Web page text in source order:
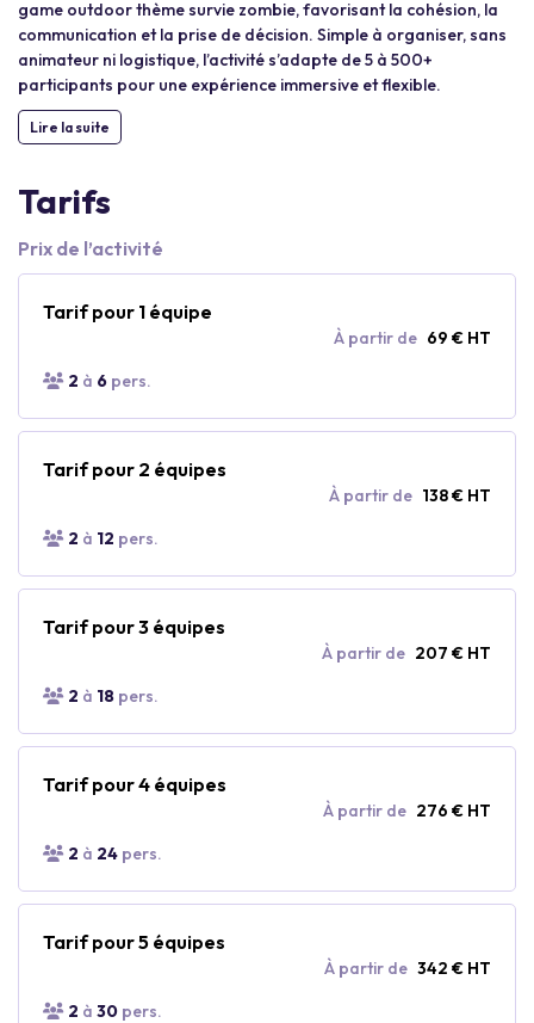
game outdoor thème survie zombie, favorisant la cohésion, la
communication et la prise de décision. Simple à organiser, sans
animateur ni logistique, l’activité s’adapte de 5 à 500+
participants pour une expérience immersive et flexible.
Lire la suite
Tarifs
Prix de l’activité
Tarif pour 1 équipe
À partir de 69 € HT
2 à 6 pers.
Tarif pour 2 équipes
À partir de 138 € HT
2 à 12 pers.
Tarif pour 3 équipes
À partir de 207 € HT
2 à 18 pers.
Tarif pour 4 équipes
À partir de 276 € HT
2 à 24 pers.
Tarif pour 5 équipes
À partir de 342 € HT
2 à 30 pers.